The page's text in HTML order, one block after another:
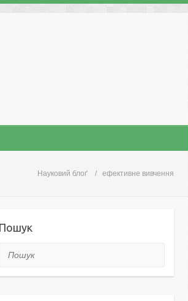
Науковий блоґ ефективне вивчення
Пошук
Пошук